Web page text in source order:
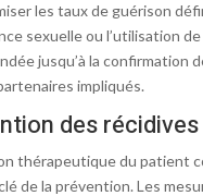
les taux de guérison
sexuelle ou l’utilisation
jusqu’à la confirmation
impliqués.
des récidives
thérapeutique du patient
de la prévention. Les